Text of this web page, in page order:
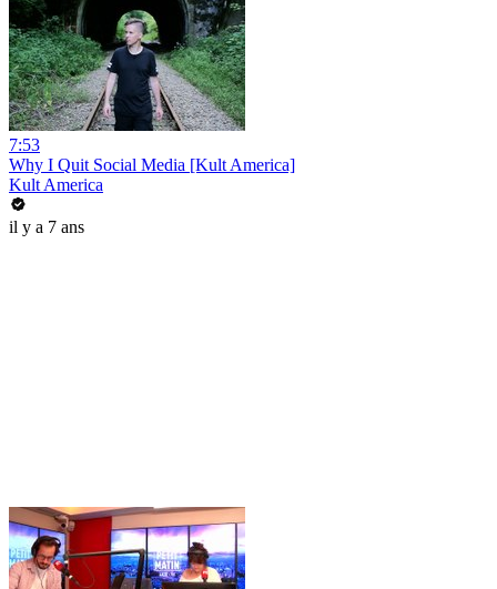
7:53
Why I Quit Social Media [Kult America]
Kult America
il y a 7 ans